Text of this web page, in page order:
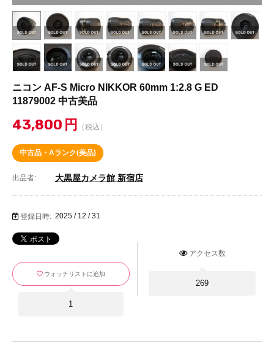
ニコン AF-S Micro NIKKOR 60mm 1:2.8 G ED
11879002 中古美品
43,800 円 （税込）
中古品・Aランク(美品)
出品者: 大黒屋カメラ館 新宿店
登録日時: 2025 / 12 / 31
アクセス数
269
ウォッチリストに追加
1